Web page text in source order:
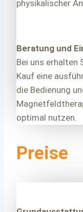
physikalischer
Beratung und
Bei uns erhalten
Kauf eine
die Bedienung
optimal nutzen.
Preise